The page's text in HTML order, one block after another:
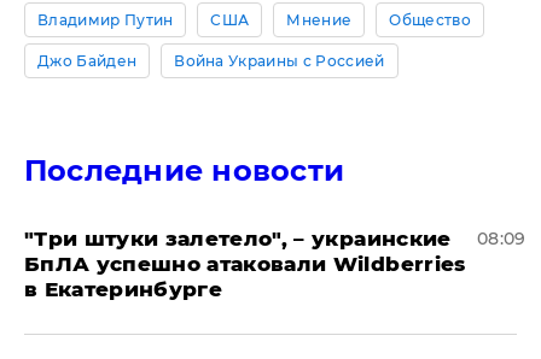
Владимир Путин США Мнение Общество
Джо Байден Война Украины с Россией
Последние новости
"Три штуки залетело", – украинские
БпЛА успешно атаковали Wildberries
в Екатеринбурге
08:09